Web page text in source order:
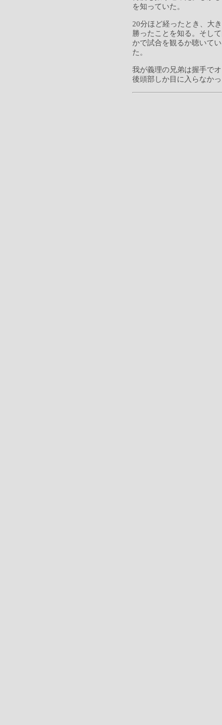
を知っていた。
20分ほど経ったとき、大
勝ったことを知る。そし
かで試合を観るか聴いて
た。
我が義理の兄弟は握手で
後頭部しか目に入らなか